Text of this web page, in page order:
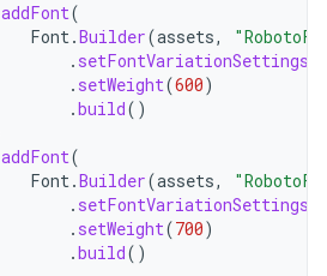
addFont(
Font.Builder(assets,
. setFontVariationSettings
. setWeight(600)
.build()
addFont(
Font.Builder(assets,
. setFontVariationSettings
. setWeight(700)
.build()